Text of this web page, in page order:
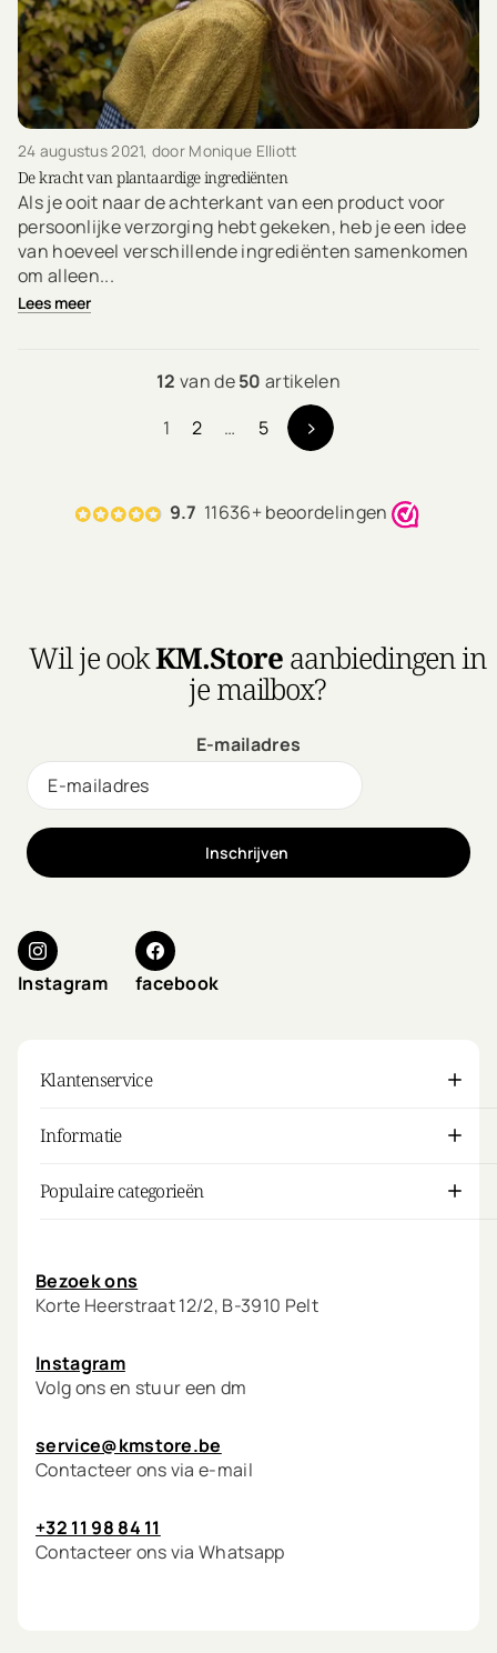
24 augustus 2021, door Monique Elliott
De kracht van plantaardige ingrediënten
Als je ooit naar de achterkant van een product voor
persoonlijke verzorging hebt gekeken, heb je een idee
van hoeveel verschillende ingrediënten samenkomen
om alleen...
Lees meer
12 van de50 artikelen
1
2 … 5
9.7 11636+ beoordelingen
Wil je ookKM.Storeaanbiedingen in
je mailbox?
E-mailadres
Inschrijven
Instagram facebook
Klantenservice
Informatie
Populaire categorieën
Bezoek ons
Korte Heerstraat 12/2, B-3910 Pelt
Instagram
Volg ons en stuur een dm
service@kmstore.be
Contacteer ons via e-mail
+32 11 98 84 11
Contacteer ons via Whatsapp